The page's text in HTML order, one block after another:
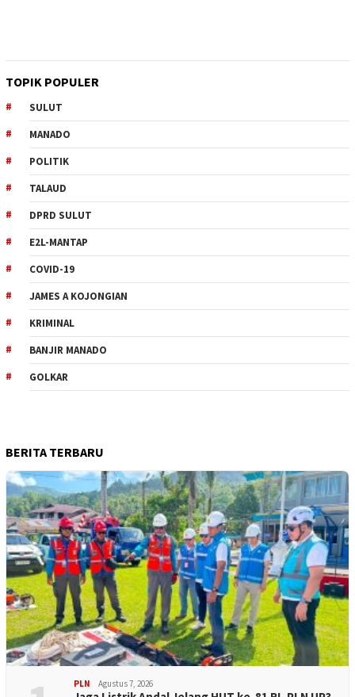
TOPIK POPULER
SULUT
MANADO
POLITIK
TALAUD
DPRD SULUT
E2L-MANTAP
COVID-19
JAMES A KOJONGIAN
KRIMINAL
BANJIR MANADO
GOLKAR
BERITA TERBARU
PLN Agustus 7, 2026